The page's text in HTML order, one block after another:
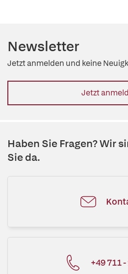
Newsletter
Jetzt anmelden und keine
Jetzt
Haben Sie Fragen? Wir
Sie da.
+49 711